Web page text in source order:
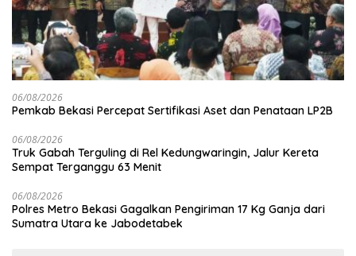
06/08/2026
Pemkab Bekasi Percepat Sertifikasi Aset dan Penataan LP2B
06/08/2026
Truk Gabah Terguling di Rel Kedungwaringin, Jalur Kereta
Sempat Terganggu 63 Menit
06/08/2026
Polres Metro Bekasi Gagalkan Pengiriman 17 Kg Ganja dari
Sumatra Utara ke Jabodetabek